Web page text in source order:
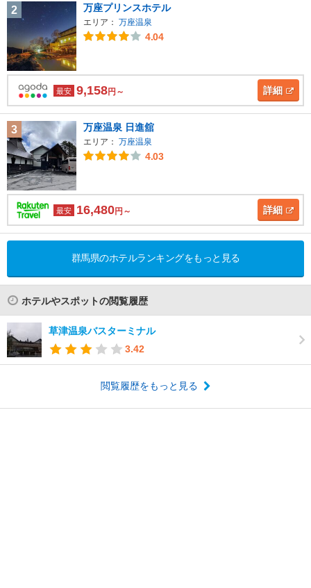
2 万座プリンスホテル
エリア： 万座温泉
4.04
最安 9,158円～ 詳細
3 万座温泉 日進舘
エリア： 万座温泉
4.03
最安 16,480円～ 詳細
群馬県のホテルランキングをもっと見る
ホテルやスポットの閲覧履歴
草津温泉バスターミナル
3.42
閲覧履歴をもっと見る